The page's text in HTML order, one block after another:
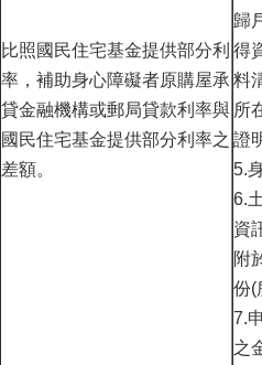
比照國民住宅基金提供部分利
率，補助身心障礙者原購屋承
貸金融機構或郵局貸款利率與
國民住宅基金提供部分利率之
差額。
歸
得
料
所
證
5.
6.
資
附
份(
7.
之